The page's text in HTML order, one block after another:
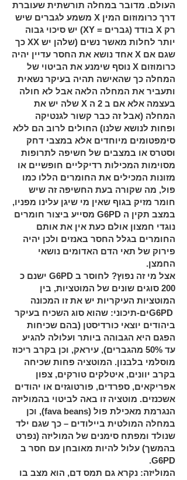
העולם. מדובר במחלה תורשתית שעוברת
דרך כרומוזום המין X משמע לגברים שיש
רק X בודד (גברים = XY) יש סיכוי גבוה
יותר לחלות מאשר נשים (שלהן יש XX כך
שגם אם X אחד נושא את החסר עדיין יהיה
כרומוזום X נוסף שימנע את הביטוי של
המחלה כך שהאישה תהיה בעיקר נשאית
ותעביר את המחלה הלאה אבל לא חולה
בעצמה אלא אם ב 2 ה
X שלה יש את
המחלה (אבל זה כבר קשור לגנטיקה
ופחות לנושא שלנו) החולים לרוב הם ללא
סימפטומים מיוחדים אלא במצבי דחק
וסטרס או במצבים של חשיפה לתרופות
מסוימות המכילות רדיקליים חופשיים או
מזונות המכילים את החומרים הללו כמו
פול, מה שקורה בעת החשיפה זה שיש
חומר מזיק בגוף שאין מי שיגן עלינו מפניו,
במצב תקין ה G6PD מסייע ביצור חומרים
נוגדי חמצון אולם כעת אין את אותם
החומרים בגלל החסר באנזים ולכן יהיה
פירוק של תאי הדם האדומים נושאי
החמצן.
אצל מי זה נפוץ? לחוסר ב G6PD ישנם כ
200 סוגים שונים של המוטציות, בין
המוטציות העיקריות יש את זו המכונה
G6PDים-תיכוני: שהוא סוג השכיח בעיקר
ביהודים יוצאי כורדיסטן (בהם שכיחות
הפגם היא הגבוהה ביותר ועלולה להגיע
עד 50% מהגברים), עיראק, וכן בקרב ריכוז
מוסלמי בלבנון. המוטציה פחות שכיחה
בקרב יוונים, איטלקים טורקים, צפון
אפריקאים, ספרדים, פורטוגזים או יהודים
אשכנזים. מוטציה זו באה לביטוי בהמוליזה
הנגרמת מאכילת פול (fava beans), וכן
במחלה המולטית ביילודים – כך שגם ילד
שנולד ומפתח סימנים של המוליזה (נפרט
בהמשך) עלול להיות מאובחן עם חסר ב
G6PD
.
המוליזה: נקרא גם תמס דם, הוא מצב בו